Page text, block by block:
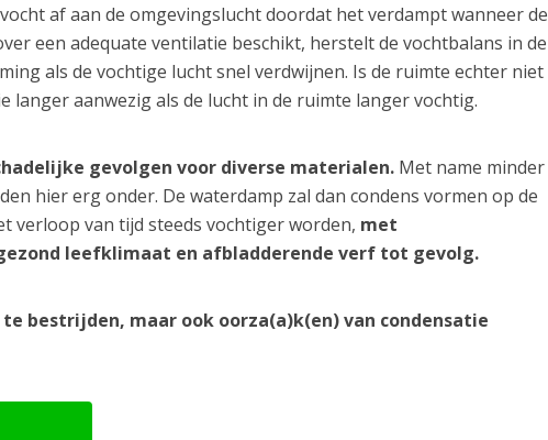
af aan de omgevingslucht doordat het verdampt wanneer de
een adequate ventilatie beschikt, herstelt de vochtbalans in de
als de vochtige lucht snel verdwijnen. Is de ruimte echter niet
langer aanwezig als de lucht in de ruimte langer vochtig.
gevolgen voor diverse materialen. Met name minder
hier erg onder. De waterdamp zal dan condens vormen op de
verloop van tijd steeds vochtiger worden, met
leefklimaat en afbladderende verf tot gevolg.
bestrijden, maar ook oorza(a)k(en) van condensatie